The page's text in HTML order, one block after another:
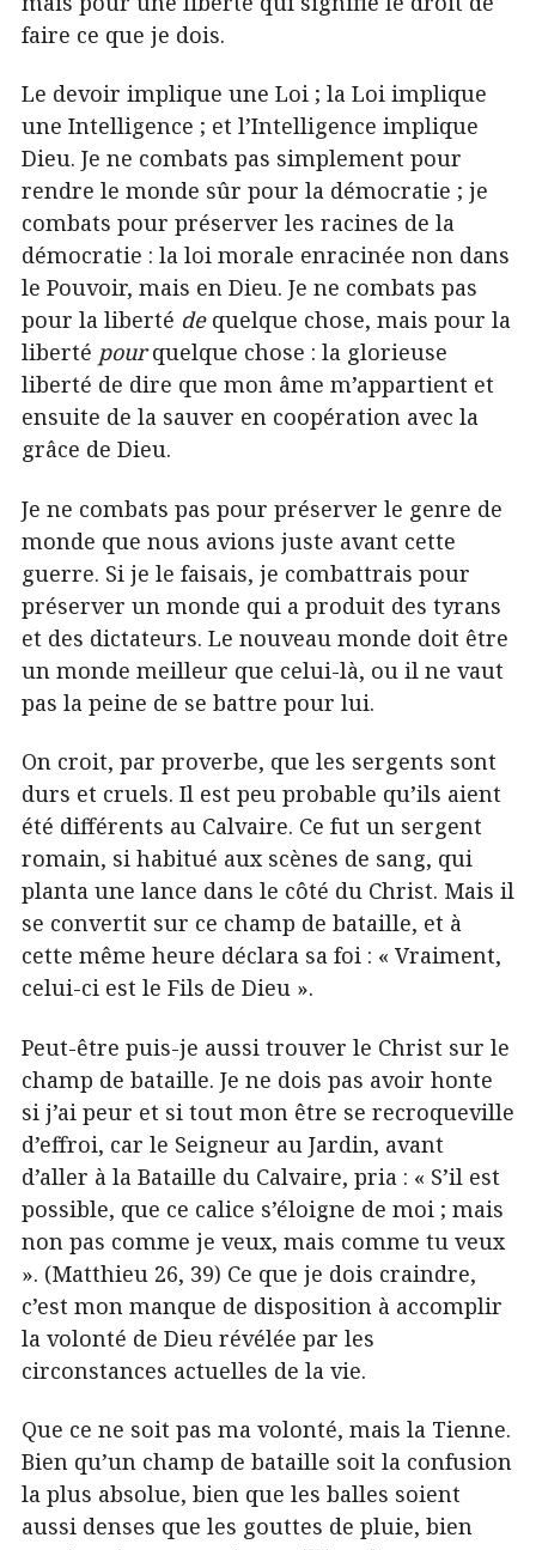
faire ce que je dois.
Le devoir implique une Loi ; la Loi implique
une Intelligence ; et l’Intelligence implique
Dieu. Je ne combats pas simplement pour
rendre le monde sûr pour la démocratie ; je
combats pour préserver les racines de la
démocratie : la loi morale enracinée non dans
le Pouvoir, mais en Dieu. Je ne combats pas
pour la liberté dequelque chose, mais pour la
liberté pourquelque chose : la glorieuse
liberté de dire que mon âme m’appartient et
ensuite de la sauver en coopération avec la
grâce de Dieu.
Je ne combats pas pour préserver le genre de
monde que nous avions juste avant cette
guerre. Si je le faisais, je combattrais pour
préserver un monde qui a produit des tyrans
et des dictateurs. Le nouveau monde doit être
un monde meilleur que celui-là, ou il ne vaut
pas la peine de se battre pour lui.
On croit, par proverbe, que les sergents sont
durs et cruels. Il est peu probable qu’ils aient
été différents au Calvaire. Ce fut un sergent
romain, si habitué aux scènes de sang, qui
planta une lance dans le côté du Christ. Mais il
se convertit sur ce champ de bataille, et à
cette même heure déclara sa foi : « Vraiment,
celui-ci est le Fils de Dieu ».
Peut-être puis-je aussi trouver le Christ sur le
champ de bataille. Je ne dois pas avoir honte
si j’ai peur et si tout mon être se recroqueville
d’effroi, car le Seigneur au Jardin, avant
d’aller à la Bataille du Calvaire, pria : « S’il est
possible, que ce calice s’éloigne de moi ; mais
non pas comme je veux, mais comme tu veux
». (Matthieu 26, 39) Ce que je dois craindre,
c’est mon manque de disposition à accomplir
la volonté de Dieu révélée par les
circonstances actuelles de la vie.
Que ce ne soit pas ma volonté, mais la Tienne.
Bien qu’un champ de bataille soit la confusion
la plus absolue, bien que les balles soient
aussi denses que les gouttes de pluie, bien